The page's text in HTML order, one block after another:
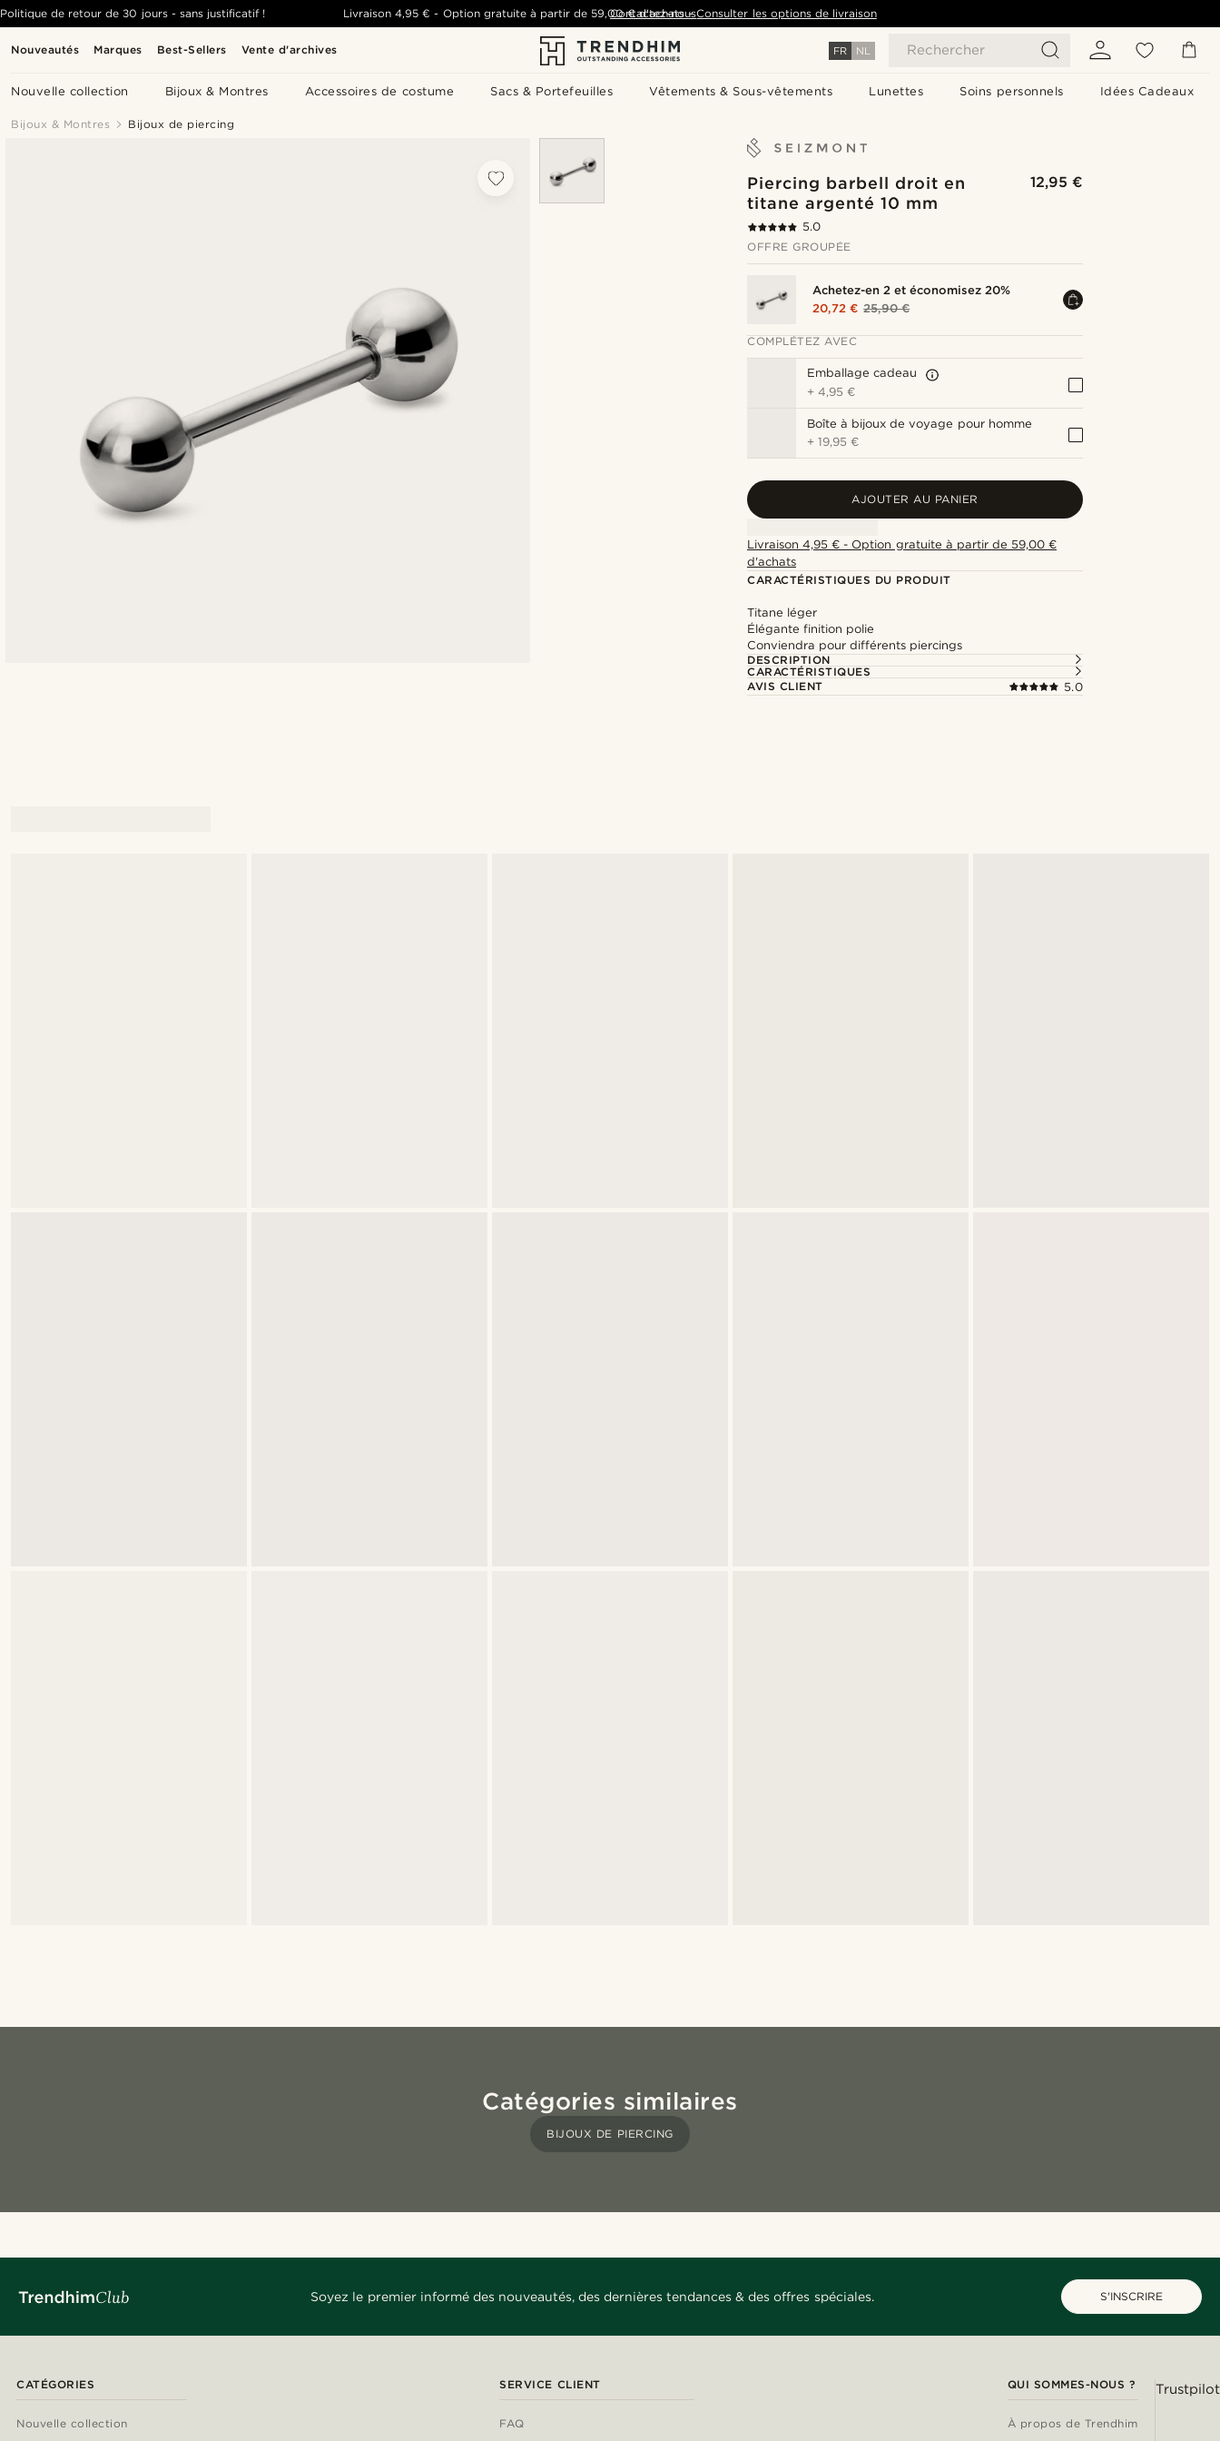
Nouveautés Marques Best-Sellers Vente d'archives FR NL Rechercher
Nouvelle collection Bijoux & Montres Accessoires de costume Sacs & Portefeuilles Vêtements & Sous-vêtements Lunettes Soins personnels Idées Cadeaux
Politique de retour de 30 jours - sans justificatif ! Livraison 4,95 € - Option gratuite à partir de59,00 €d'achats- Consulter les options de livraison
Contactez-nous
Bijoux & Montres Bijoux de piercing
Piercing barbell droit en
titane argenté 10 mm
12,95 €
5.0
OFFRE GROUPÉE
Achetez-en 2 et économisez 20%
20,72 € 25,90 €
COMPLÉTEZ AVEC
Emballage cadeau
+4,95 €
Boîte à bijoux de voyage pour homme
+19,95 €
AJOUTER AU PANIER
Livraison 4,95 € - Option gratuite à partir de 59,00 €
d'achats
CARACTÉRISTIQUES DU PRODUIT
Titane léger
Élégante finition polie
Conviendra pour différents piercings
DESCRIPTION
CARACTÉRISTIQUES
AVIS CLIENT
5.0
Catégories similaires
BIJOUX DE PIERCING
Soyez le premier informé des nouveautés, des dernières tendances & des offres spéciales. S'INSCRIRE
CATÉGORIES
Nouvelle collection
SERVICE CLIENT
FAQ
QUI SOMMES-NOUS ?
À propos de Trendhim
Trustpilot